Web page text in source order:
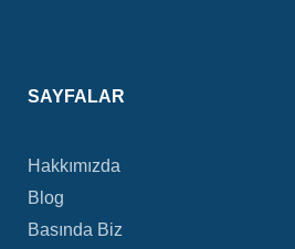
SAYFALAR
Hakkımızda
Blog
Basında Biz